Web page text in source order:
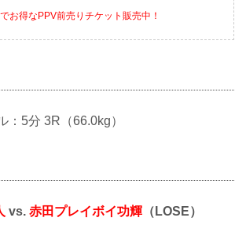
お得なPPV前売りチケット販売中！
：5分 3R（66.0kg）
vs. 赤田プレイボイ功輝 （LOSE）